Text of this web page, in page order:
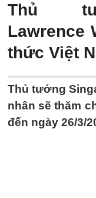
Thủ
Lawrence
thức Việt
Thủ tướng
nhân sẽ thăm
đến ngày 26/3/